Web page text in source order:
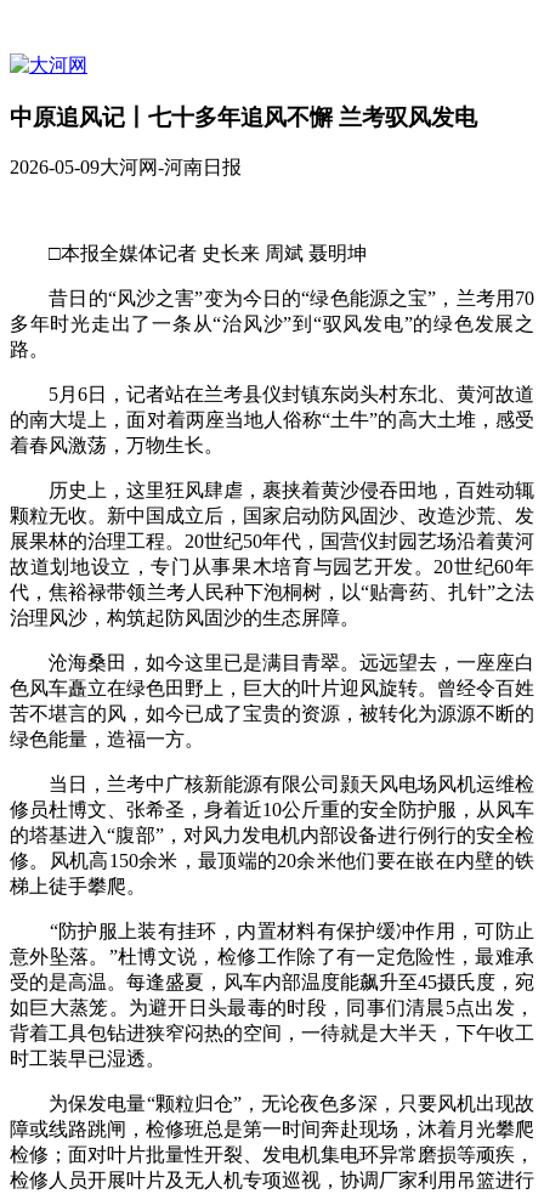
中原追风记丨七十多年追风不懈 兰考驭风发电
2026-05-09大河网-河南日报
□本报全媒体记者 史长来 周斌 聂明坤
昔日的“风沙之害”变为今日的“绿色能源之宝”，兰考用70
多年时光走出了一条从“治风沙”到“驭风发电”的绿色发展之
路。
5月6日，记者站在兰考县仪封镇东岗头村东北、黄河故道
的南大堤上，面对着两座当地人俗称“土牛”的高大土堆，感受
着春风激荡，万物生长。
历史上，这里狂风肆虐，裹挟着黄沙侵吞田地，百姓动辄
颗粒无收。新中国成立后，国家启动防风固沙、改造沙荒、发
展果林的治理工程。20世纪50年代，国营仪封园艺场沿着黄河
故道划地设立，专门从事果木培育与园艺开发。20世纪60年
代，焦裕禄带领兰考人民种下泡桐树，以“贴膏药、扎针”之法
治理风沙，构筑起防风固沙的生态屏障。
沧海桑田，如今这里已是满目青翠。远远望去，一座座白
色风车矗立在绿色田野上，巨大的叶片迎风旋转。曾经令百姓
苦不堪言的风，如今已成了宝贵的资源，被转化为源源不断的
绿色能量，造福一方。
当日，兰考中广核新能源有限公司颢天风电场风机运维检
修员杜博文、张希圣，身着近10公斤重的安全防护服，从风车
的塔基进入“腹部”，对风力发电机内部设备进行例行的安全检
修。风机高150余米，最顶端的20余米他们要在嵌在内壁的铁
梯上徒手攀爬。
“防护服上装有挂环，内置材料有保护缓冲作用，可防止
意外坠落。”杜博文说，检修工作除了有一定危险性，最难承
受的是高温。每逢盛夏，风车内部温度能飙升至45摄氏度，宛
如巨大蒸笼。为避开日头最毒的时段，同事们清晨5点出发，
背着工具包钻进狭窄闷热的空间，一待就是大半天，下午收工
时工装早已湿透。
为保发电量“颗粒归仓”，无论夜色多深，只要风机出现故
障或线路跳闸，检修班总是第一时间奔赴现场，沐着月光攀爬
检修；面对叶片批量性开裂、发电机集电环异常磨损等顽疾，
检修人员开展叶片及无人机专项巡视，协调厂家利用吊篮进行